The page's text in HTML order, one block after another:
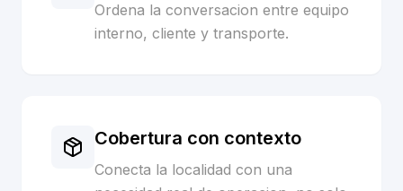
Ordena la conversacion entre equipo
interno, cliente y transporte.
Cobertura con contexto
Conecta la localidad con una